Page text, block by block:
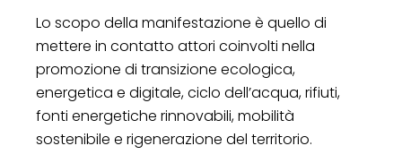
Lo scopo della manifestazione è quello di
mettere in contatto attori coinvolti nella
promozione di transizione ecologica,
energetica e digitale, ciclo dell’acqua, rifiuti,
fonti energetiche rinnovabili, mobilità
sostenibile e rigenerazione del territorio.